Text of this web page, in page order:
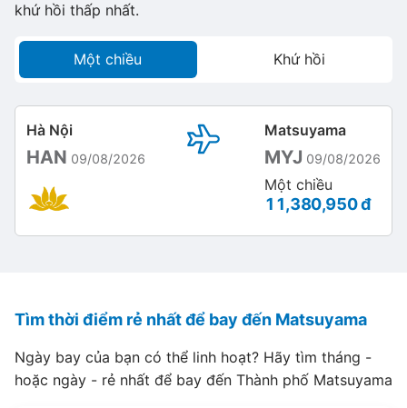
khứ hồi thấp nhất.
Một chiều Khứ hồi
Hà Nội
HAN 09/08/2026
Matsuyama
MYJ 09/08/2026
Một chiều
11,380,950 đ
Tìm thời điểm rẻ nhất để bay đến Matsuyama
Ngày bay của bạn có thể linh hoạt? Hãy tìm tháng -
hoặc ngày - rẻ nhất để bay đến Thành phố Matsuyama